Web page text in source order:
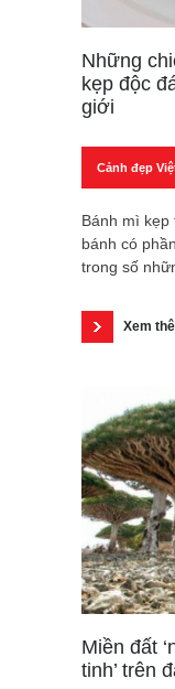
Những
kẹp độc
giới
Cảnh đẹp
Bánh mì
bánh có
trong số
Xem
Miền đất
tinh’ trên